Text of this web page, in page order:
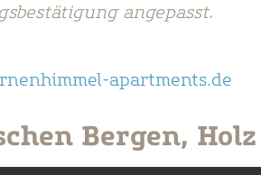
angepasst.
apartments.de
Bergen,